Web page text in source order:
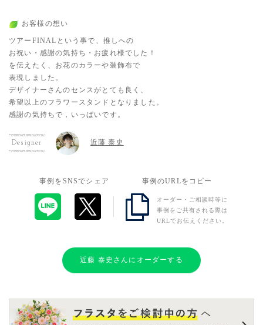
お客様の想い
ツアーFINALという事で、推しへの
お祝い・感謝の気持ち・お疲れ様でした！
を伝えたく、お花のカラーや装飾布で
表現しました。
デザイナーさんのセンスがとても良く、
希望以上のフラワースタンドとなりました。
感謝の気持ちで，いっぱいです。
Designer 近藤 泰史
事例をSNSでシェア 事例のURLをコピー
オーダー・ご相談時等に
事例をご共有される際は
URLでお伝えください。
近藤 泰史さんにオーダーする